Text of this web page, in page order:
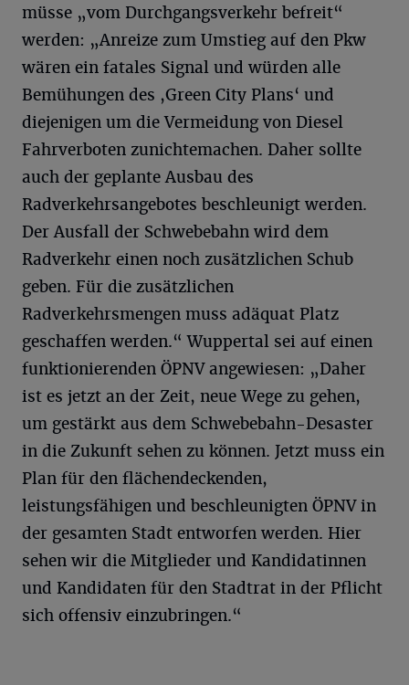
müsse „vom Durchgangsverkehr befreit“
werden: „Anreize zum Umstieg auf den Pkw
wären ein fatales Signal und würden alle
Bemühungen des ,Green City Plans‘ und
diejenigen um die Vermeidung von Diesel
Fahrverboten zunichtemachen. Daher sollte
auch der geplante Ausbau des
Radverkehrsangebotes beschleunigt werden.
Der Ausfall der Schwebebahn wird dem
Radverkehr einen noch zusätzlichen Schub
geben. Für die zusätzlichen
Radverkehrsmengen muss adäquat Platz
geschaffen werden.“ Wuppertal sei auf einen
funktionierenden ÖPNV angewiesen: „Daher
ist es jetzt an der Zeit, neue Wege zu gehen,
um gestärkt aus dem Schwebebahn-Desaster
in die Zukunft sehen zu können. Jetzt muss ein
Plan für den flächendeckenden,
leistungsfähigen und beschleunigten ÖPNV in
der gesamten Stadt entworfen werden. Hier
sehen wir die Mitglieder und Kandidatinnen
und Kandidaten für den Stadtrat in der Pflicht
sich offensiv einzubringen.“